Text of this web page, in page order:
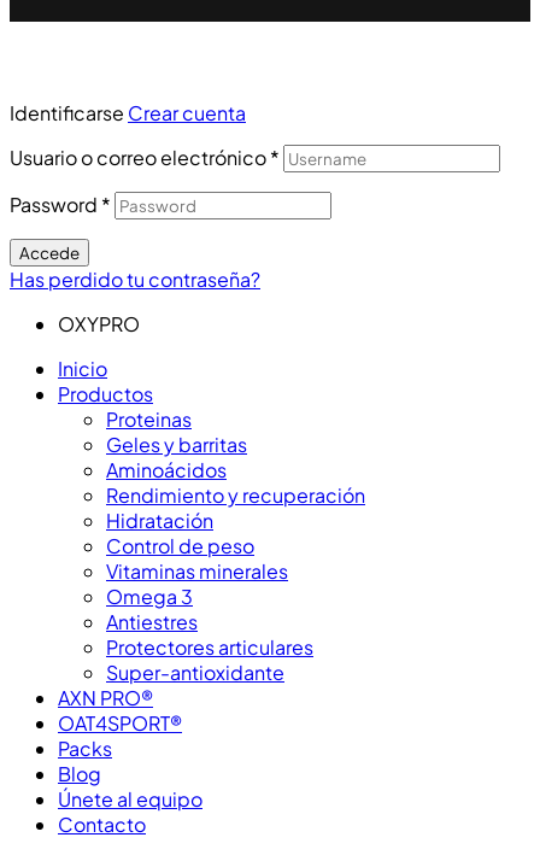
Identificarse Crear cuenta
Usuario o correo electrónico*
Password *
Accede
Has perdido tu contraseña?
OXYPRO
Inicio
Productos
Proteinas
Geles y barritas
Aminoácidos
Rendimiento y recuperación
Hidratación
Control de peso
Vitaminas minerales
Omega 3
Antiestres
Protectores articulares
Super-antioxidante
AXN PRO®
OAT4SPORT®
Packs
Blog
Únete al equipo
Contacto